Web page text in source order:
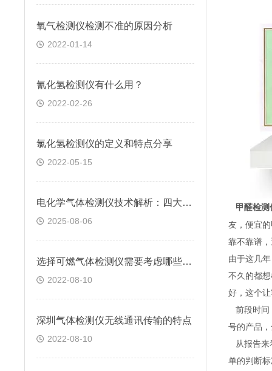
氧气检测仪检测不准的原因分析
2022-01-14
氰化氢检测仪有什么用？
2022-02-26
氯化氢检测仪的定义和特点分享
2022-05-15
电化学气体检测仪技术解析：四大分类原理及应用场景全梳理
2025-08-06
选择可燃气体检测仪需要考虑哪些因素
2022-08-10
深圳气体检测仪无线通讯传输的特点
2022-08-10
甲醛检测
友，便宜
靠不靠谱
由于这几
不久的都
好，这个
前段时间
号的产品
从报告来
单的判断